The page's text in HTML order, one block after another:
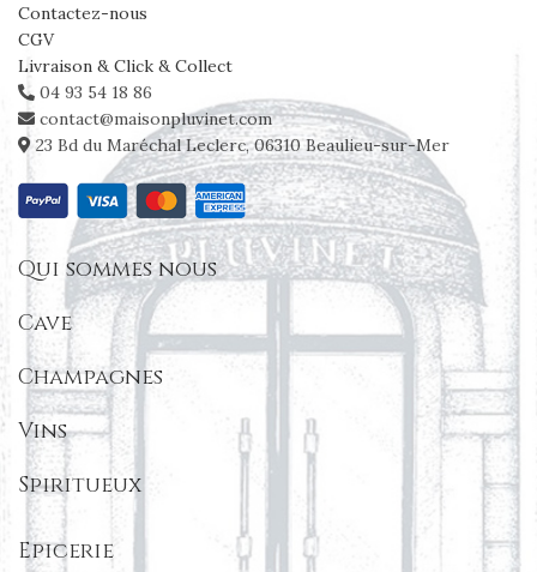
Contactez-nous
CGV
Livraison & Click & Collect
04 93 54 18 86
contact@maisonpluvinet.com
23 Bd du Maréchal Leclerc, 06310 Beaulieu-sur-Mer
Qui sommes nous
Cave
Champagnes
Vins
Spiritueux
Epicerie